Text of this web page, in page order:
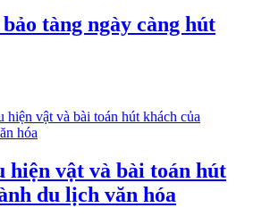
tàng ngày càng hút
hiện vật và bài toán hút
du lịch văn hóa